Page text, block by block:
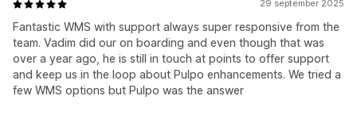
29 september 2025
Fantastic WMS with support always super responsive from the
team. Vadim did our on boarding and even though that was
over a year ago, he is still in touch at points to offer support
and keep us in the loop about Pulpo enhancements. We tried a
few WMS options but Pulpo was the answer